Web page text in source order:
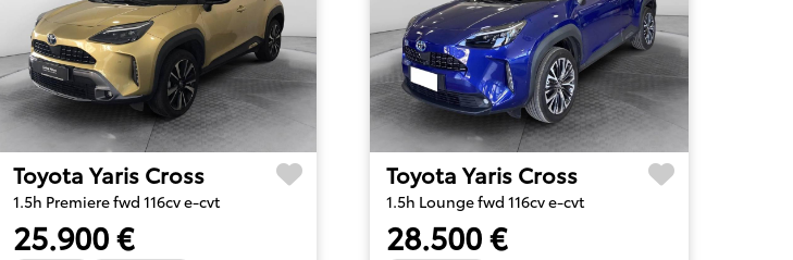
Toyota Yaris Cross
1.5h Premiere fwd 116cv e-cvt
25.900 €
Toyota Yaris Cross
1.5h Lounge fwd 116cv e-cvt
28.500 €